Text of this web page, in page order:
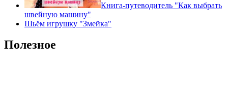
Книга-путеводитель "Как выбрать
швейную машину"
Шьём игрушку "Змейка"
Полезное